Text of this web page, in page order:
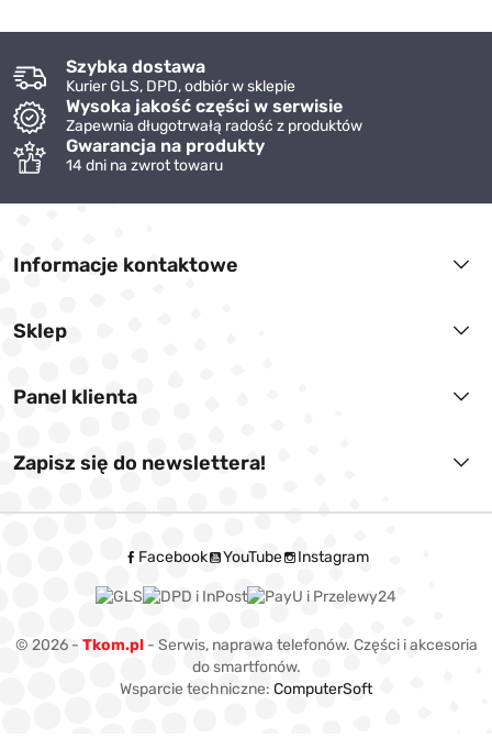
Szybka dostawa
Kurier GLS, DPD, odbiór w sklepie
Wysoka jakość części w serwisie
Zapewnia długotrwałą radość z produktów
Gwarancja na produkty
14 dni na zwrot towaru
Informacje kontaktowe
Sklep
Panel klienta
Zapisz się do newslettera!
Facebook YouTube Instagram
© 2026 - Tkom.pl- Serwis, naprawa telefonów. Części i akcesoria
do smartfonów.
Wsparcie techniczne: ComputerSoft